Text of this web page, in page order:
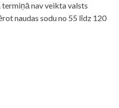
nav veikta valsts
naudas sodu no 55 līdz 120